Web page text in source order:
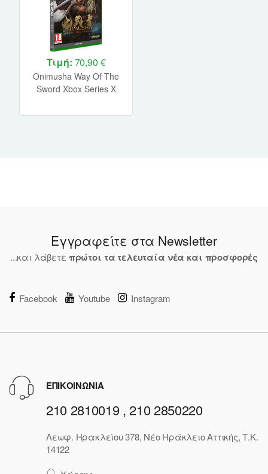
Τιμή: 70,90 €
Onimusha Way Of The
Sword Xbox Series X
Εγγραφείτε στα Newsletter
...και λάβετε πρώτοι τα τελευταία νέα και προσφορές
Facebook Youtube Instagram
ΕΠΙΚΟΙΝΩΝΙΑ
210 2810019 , 210 2850220
Λεωφ. Ηρακλείου 378, Νέο Ηράκλειο Αττικής, Τ.Κ.
14122